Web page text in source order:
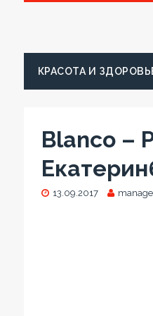
КРАСОТА И
Blanco –
13.09.2017